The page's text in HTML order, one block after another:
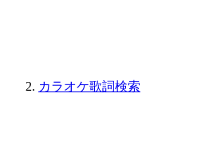
カラオケ歌詞検索